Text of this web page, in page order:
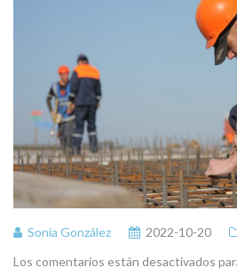
Sonia González 2022-10-20
Los comentarios están desactivados